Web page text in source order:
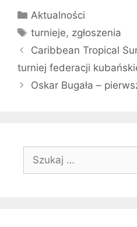
Kategorie
Aktualności
Tagi
turnieje, zgłoszenia
Caribbean Tropical
turniej federacji
Oskar Bugała –
Szukaj: